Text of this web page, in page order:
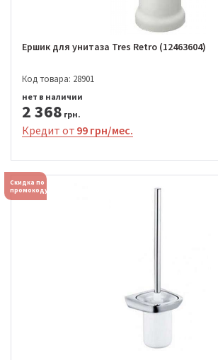
Ершик для унитаза Tres Retro (12463604)
Код товара: 28901
2 368 грн.
нет в наличии
Кредит от 99 грн/мес.
Скидка по
промокоду